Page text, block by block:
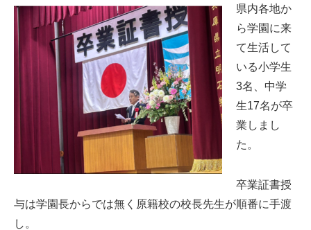
県内各地か
ら学園に来
て生活して
いる小学生
3名、中学
生17名が卒
業しまし
た。
卒業証書授
与は学園長からでは無く原籍校の校長先生が順番に手渡
し。